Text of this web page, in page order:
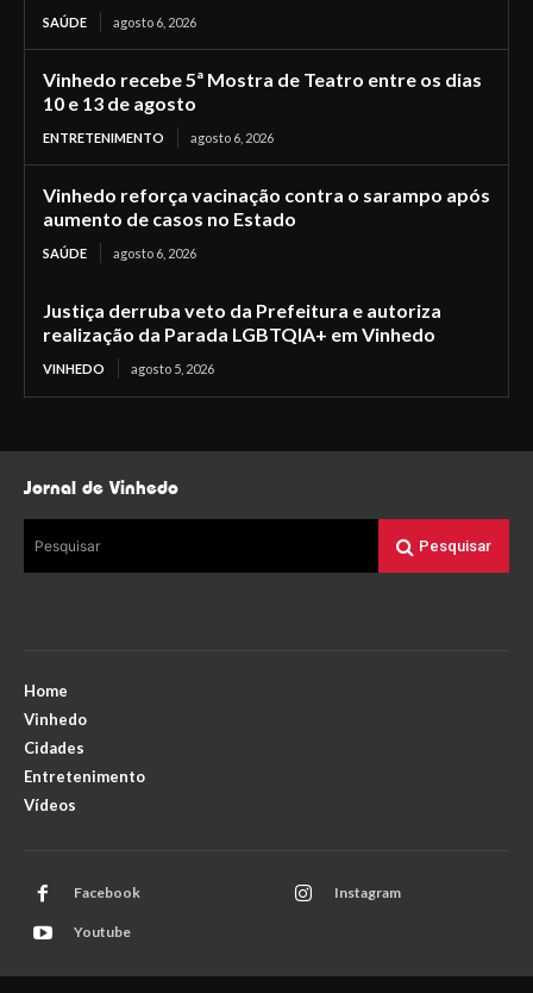
SAÚDE agosto 6, 2026
Vinhedo recebe 5ª Mostra de Teatro entre os dias
10 e 13 de agosto
ENTRETENIMENTO agosto 6, 2026
Vinhedo reforça vacinação contra o sarampo após
aumento de casos no Estado
SAÚDE agosto 6, 2026
Justiça derruba veto da Prefeitura e autoriza
realização da Parada LGBTQIA+ em Vinhedo
VINHEDO agosto 5, 2026
Jornal de Vinhedo
Pesquisar Pesquisar
Home
Vinhedo
Cidades
Entretenimento
Vídeos
Facebook Instagram
Youtube